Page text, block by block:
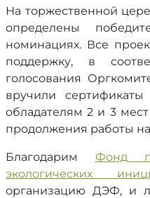
На торжественной
определены
номинациях. Все
поддержку, в
голосования
вручили
обладателям 2 и 3
продолжения работы
Благодарим Фонд
экологических
организацию ДЭФ, и